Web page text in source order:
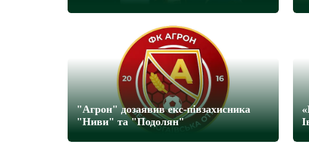
"Агрон" дозаявив екс-півзахисника
"Ниви" та "Подолян"